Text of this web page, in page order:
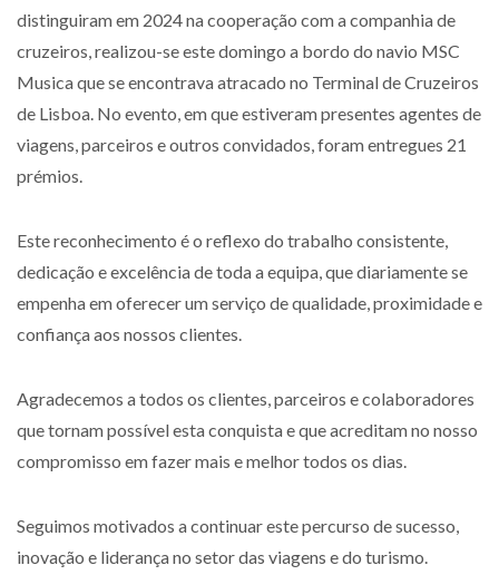
distinguiram em 2024 na cooperação com a companhia de
cruzeiros, realizou-se este domingo a bordo do navio MSC
Musica que se encontrava atracado no Terminal de Cruzeiros
de Lisboa. No evento, em que estiveram presentes agentes de
viagens, parceiros e outros convidados, foram entregues 21
prémios.
Este reconhecimento é o reflexo do trabalho consistente,
dedicação e excelência de toda a equipa, que diariamente se
empenha em oferecer um serviço de qualidade, proximidade e
confiança aos nossos clientes.
Agradecemos a todos os clientes, parceiros e colaboradores
que tornam possível esta conquista e que acreditam no nosso
compromisso em fazer mais e melhor todos os dias.
Seguimos motivados a continuar este percurso de sucesso,
inovação e liderança no setor das viagens e do turismo.